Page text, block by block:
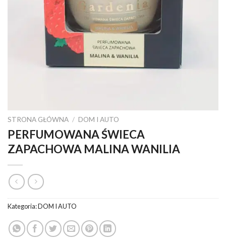
STRONA GŁÓWNA / DOM I AUTO
PERFUMOWANA ŚWIECA
ZAPACHOWA MALINA WANILIA
Kategoria:DOM I AUTO